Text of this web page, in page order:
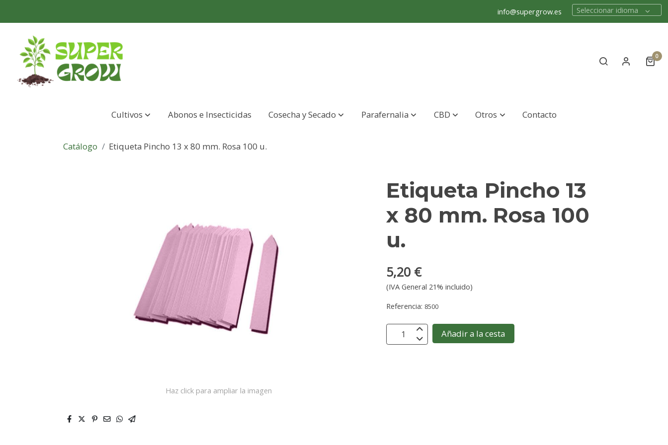
info@supergrow.es Seleccionar idioma
0
Cultivos Abonos e Insecticidas Cosecha y Secado Parafernalia CBD Otros Contacto
Catálogo Etiqueta Pincho 13 x 80 mm. Rosa 100 u.
Haz click para ampliar la imagen
Etiqueta Pincho 13
x 80 mm. Rosa 100
u.
5,20 €
(IVA General 21% incluido)
Referencia: 8500
Añadir a la cesta